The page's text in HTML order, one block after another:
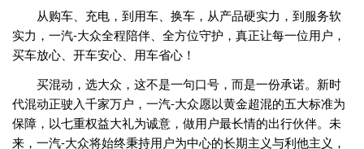
从购车、充电，到用车、换车，从产品硬实力，到服务软
实力，一汽-大众全程陪伴、全方位守护，真正让每一位用户，
买车放心、开车安心、用车省心！
买混动，选大众，这不是一句口号，而是一份承诺。新时
代混动正驶入千家万户，一汽-大众愿以黄金超混的五大标准为
保障，以七重权益大礼为诚意，做用户最长情的出行伙伴。未
来，一汽-大众将始终秉持用户为中心的长期主义与利他主义，